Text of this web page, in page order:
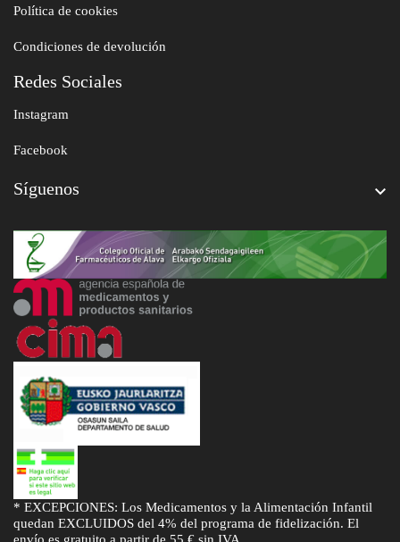
Política de cookies
Condiciones de devolución
Redes Sociales
Instagram
Facebook
Síguenos 
* EXCEPCIONES: Los Medicamentos y la Alimentación Infantil
quedan EXCLUIDOS del 4% del programa de fidelización. El